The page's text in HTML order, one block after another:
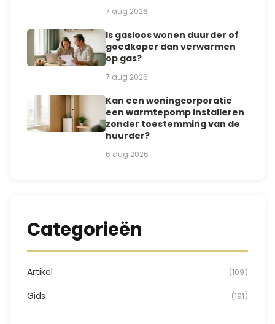
7 aug 2026
Is gasloos wonen duurder of
goedkoper dan verwarmen
op gas?
7 aug 2026
Kan een woningcorporatie
een warmtepomp installeren
zonder toestemming van de
huurder?
6 aug 2026
Categorieën
Artikel (109)
Gids (191)